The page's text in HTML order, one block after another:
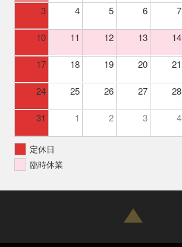
3 4 5 6 7
10 11 12 13 14
17 18 19 20 21
24 25 26 27 28
31 1 2 3 4
定休日
臨時休業